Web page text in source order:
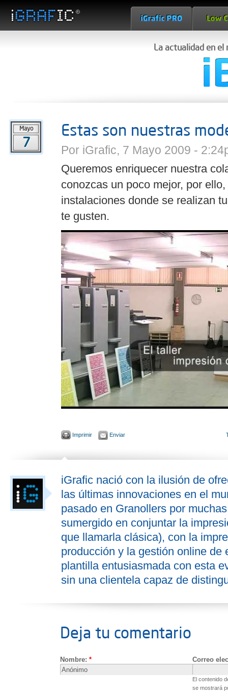
La actualidad en el
Mayo
7
Estas son nuestras
Por iGrafic, 7 Mayo 2009 -
Queremos enriquecer nuestra
conozcas un poco mejor, por
instalaciones donde se realizan
te gusten.
Imprimir Enviar
iGrafic nació con la ilusión de
las últimas innovaciones en el
pasado en Granollers por
sumergido en conjuntar la
que llamarla clásica), con la
producción y la gestión online de
plantilla entusiasmada con esta
sin una clientela capaz de
Deja tu comentario
Nombre: * Correo
El contenido
se mostrará